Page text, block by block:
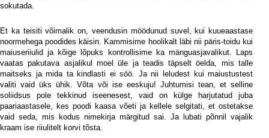
sokutada.
Et ka teisiti võimalik on, veendusin möödunud suvel, kui kuueaastase
noormehega poodides käisin. Kammisime hoolikalt läbi nii päris-toidu kui
maiuseriiulid ja kõige lõpuks kontrollisime ka mänguasjavalikut. Laps
vaatas pakutava asjalikul moel üle ja teadis täpselt öelda, mis talle
maitseks ja mida ta kindlasti ei söö. Ja nii leludest kui maiustustest
valiti vaid üks ühik. Võta või ise eeskuju! Juhtumisi tean, et selline
soliidsus pole tekkinud iseenesest, vaid on külge harjutatud juba
paariaastasele, kes poodi kaasa võeti ja kellele selgitati, et ostetakse
vaid seda, mis kodus nimekirja märgitud sai. Ja lubati põnnil vajalik
kraam ise riiulitelt korvi tõsta.